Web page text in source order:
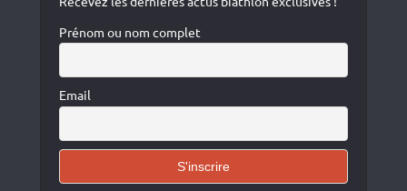
Prénom ou nom complet
Email